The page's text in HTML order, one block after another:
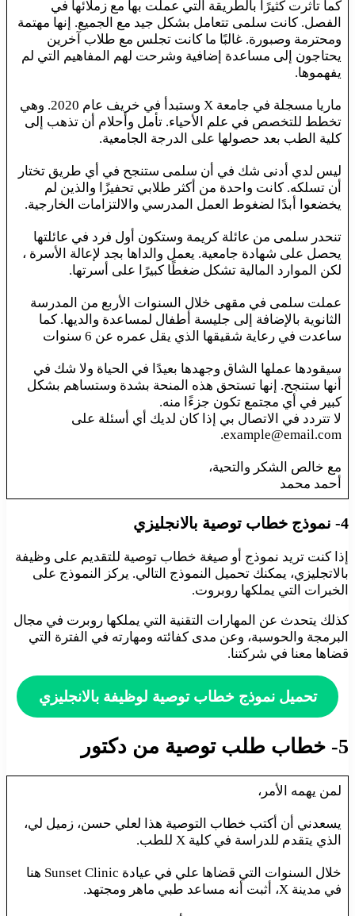
كما تأثرت كثيرًا بالطريقة التي عملت بها مع زملائها في
الفصل. كانت سلمى تتعامل بشكل جيد مع الجميع. إنها مهتمة
ومحترمة وصبورة. غالبًا ما كانت تجلس مع طلاب آخرين
يحتاجون إلى مساعدة إضافية وشرحت لهم المفاهيم التي لم
يفهموها.
ماريا مسجلة في جامعة X وستبدأ في خريف عام 2020. وهي
تخطط للتخصص في علم الأحياء. تأمل وأحلام أن تذهب إلى
كلية الطب بعد حصولها على الدرجة الجامعية.
ليس لدي أدنى شك في أن سلمى ستنجح في أي طريق تختار
أن تسلكه. كانت واحدة من أكثر طلابي تحفيزًا والذين لم
يخضعوا أبدًا لضغوط العمل المدرسي والالتزامات الخارجية.
تنحدر سلمى من عائلة كريمة وستكون أول فرد في عائلتها
يحصل على شهادة جامعية. يعمل والداها بجد لإعالة الأسرة ،
لكن الموارد المالية تشكل ضغطًا كبيرًا على أسرتها.
عملت سلمى في مقهى خلال السنوات الأربع من المدرسة
الثانوية بالإضافة إلى جليسة أطفال لمساعدة والديها. كما
ساعدت في رعاية شقيقها الذي يقل عمره عن 6 سنوات
سيقودها عملها الشاق وجهدها بعيدًا في الحياة ولا شك في
أنها ستنجح. إنها تستحق هذه المنحة بشدة وستساهم بشكل
كبير في أي مجتمع تكون جزءًا منه.
لا تتردد في الاتصال بي إذا كان لديك أي أسئلة على
example@email.com.
مع خالص الشكر والتحية،
أحمد محمد
4- نموذج خطاب توصية بالانجليزي
إذا كنت تريد نموذج أو صيغة خطاب توصية للتقديم على وظيفة
بالاتجليزي، يمكنك تحميل النموذج التالي. يركز النموذج على
الخبرات التي يملكها روبروت.
كذلك يتحدث عن المهارات التقنية التي يملكها روبرت في مجال
البرمجة والحوسبة، وعن مدى كفائته ومهارته في الفترة التي
قضاها معنا في شركتنا.
تحميل نموذج خطاب توصية لوظيفة بالانجليزي
5- خطاب طلب توصية من دكتور
لمن يهمه الأمر،
يسعدني أن أكتب خطاب التوصية هذا لعلي حسن، زميل لي،
الذي يتقدم للدراسة في كلية X للطب.
خلال السنوات التي قضاها علي في عيادة Sunset Clinic هنا
في مدينة X، أثبت أنه مساعد طبي ماهر ومجتهد.